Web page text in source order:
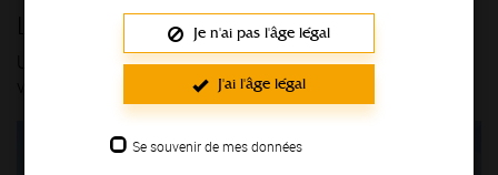
Je n'ai pas l'âge légal
J'ai l'âge légal
Se souvenir de mes données
Les Explorateurs de Bourgogne, c'est quoi ?
Un programme éducatif pour faire découvrir la Bourgogne